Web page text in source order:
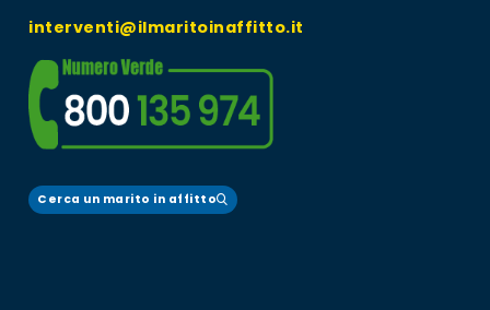
interventi@ilmaritoinaffitto.it
Cerca un marito in affitto